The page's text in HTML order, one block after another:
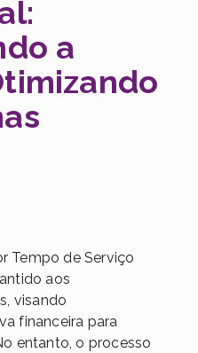
a
Tempo de Serviço
aos
visando
financeira para
entanto, o processo